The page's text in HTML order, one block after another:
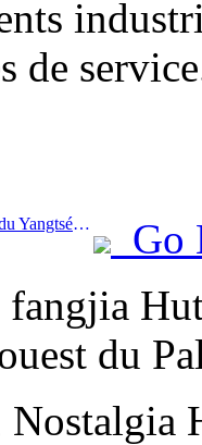
de
Prev:La ligne ferroviaire du delta du Yangtsé a transporté plus de 21,38 millions de passagers pendant les vacances du 1er mai.
Go
fangjia
du
Nostalgia